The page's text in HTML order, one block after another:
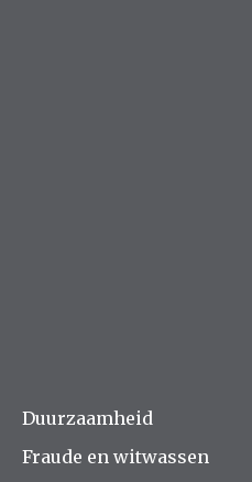
Duurzaamheid
Fraude en witwassen